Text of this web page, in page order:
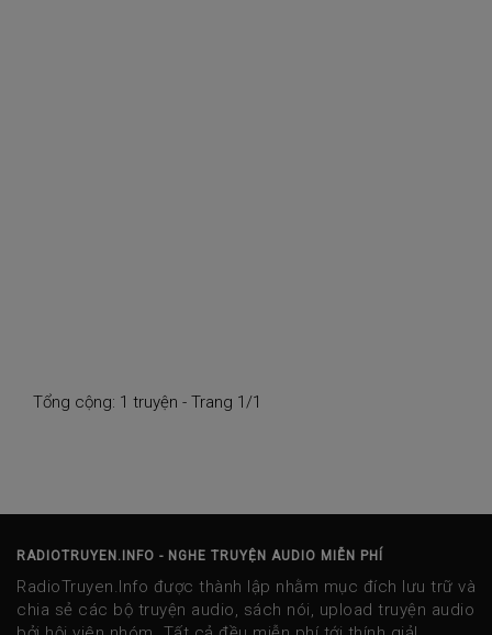
Tổng cộng: 1 truyện - Trang 1/1
RADIOTRUYEN.INFO - NGHE TRUYỆN AUDIO MIỄN PHÍ
RadioTruyen.Info được thành lập nhằm mục đích lưu trữ và
chia sẻ các bộ truyện audio, sách nói, upload truyện audio